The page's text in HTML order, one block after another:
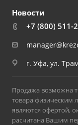
Новости
+7 (800) 511-
г. Уфа, ул.
Продажа возможна
товара физическим
являются офертой,
расчитана Вашим